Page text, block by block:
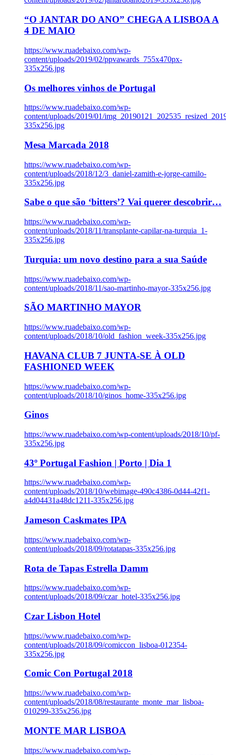
“O JANTAR DO ANO” CHEGA A LISBOA A
4 DE MAIO
https://www.ruadebaixo.com/wp-
content/uploads/2019/02/ppvawards_755x470px-
335x256.jpg
Os melhores vinhos de Portugal
https://www.ruadebaixo.com/wp-
content/uploads/2019/01/
335x256.jpg
Mesa Marcada 2018
https://www.ruadebaixo.com/wp-
content/uploads/2018/12/3_daniel-zamith-e-jorge-camilo-
335x256.jpg
Sabe o que são ‘bitters’? Vai querer descobrir…
https://www.ruadebaixo.com/wp-
content/uploads/2018/11/transplante-capilar-na-turquia_1-
335x256.jpg
Turquia: um novo destino para a sua Saúde
https://www.ruadebaixo.com/wp-
content/uploads/2018/11/sao-martinho-mayor-335x256.jpg
SÃO MARTINHO MAYOR
https://www.ruadebaixo.com/wp-
content/uploads/2018/10/old_fashion_week-335x256.jpg
HAVANA CLUB 7 JUNTA-SE À OLD
FASHIONED WEEK
https://www.ruadebaixo.com/wp-
content/uploads/2018/10/ginos_home-335x256.jpg
Ginos
https://www.ruadebaixo.com/wp-content/uploads/2018/10/pf-
335x256.jpg
43º Portugal Fashion | Porto | Dia 1
https://www.ruadebaixo.com/wp-
content/uploads/2018/10/webimage-490c4386-0d44-42f1-
a4d04431a48dc1211-335x256.jpg
Jameson Caskmates IPA
https://www.ruadebaixo.com/wp-
content/uploads/2018/09/rotatapas-335x256.jpg
Rota de Tapas Estrella Damm
https://www.ruadebaixo.com/wp-
content/uploads/2018/09/czar_hotel-335x256.jpg
Czar Lisbon Hotel
https://www.ruadebaixo.com/wp-
content/uploads/2018/09/comiccon_lisboa-012354-
335x256.jpg
Comic Con Portugal 2018
https://www.ruadebaixo.com/wp-
content/uploads/2018/08/restaurante_monte_mar_lisboa-
010299-335x256.jpg
MONTE MAR LISBOA
https://www.ruadebaixo.com/wp-